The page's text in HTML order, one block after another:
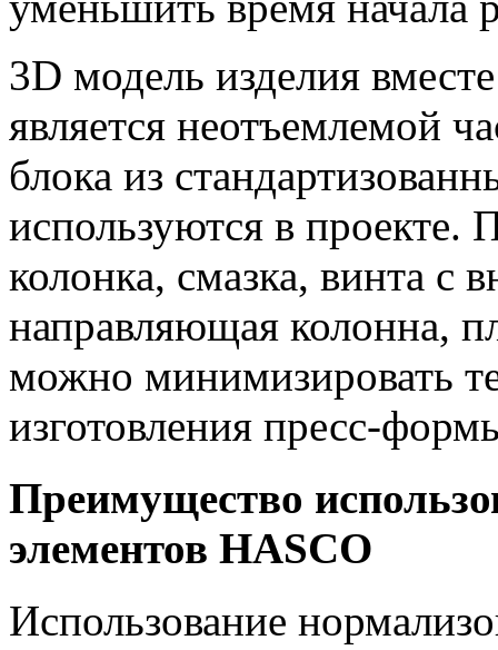
3D модель изделия
является неотъемлемой
блока из
используются в проекте.
колонка, смазка, винта с
направляющая колонна,
можно минимизировать
изготовления пресс-
Преимущество
элементов HASCO
Использование